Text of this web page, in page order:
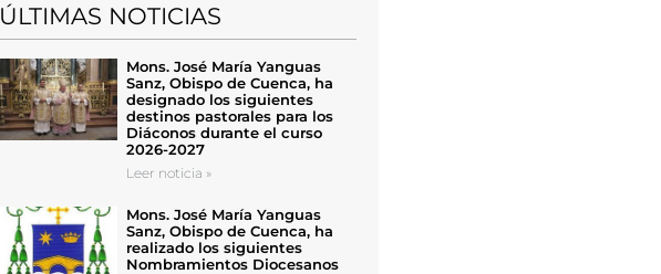
ÚLTIMAS NOTICIAS
Mons. José María Yanguas
Sanz, Obispo de Cuenca, ha
designado los siguientes
destinos pastorales para los
Diáconos durante el curso
2026-2027
Leer noticia »
Mons. José María Yanguas
Sanz, Obispo de Cuenca, ha
realizado los siguientes
Nombramientos Diocesanos